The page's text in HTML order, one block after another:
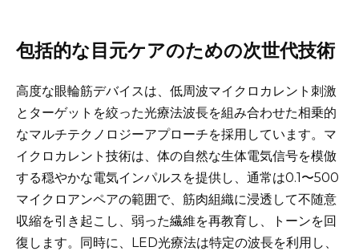
包括的な目元ケアのための次世代技術
高度な眼輪筋デバイスは、低周波マイクロカレント刺激
とターゲットを絞った光療法波長を組み合わせた相乗的
なマルチテクノロジーアプローチを採用しています。マ
イクロカレント技術は、体の自然な生体電気信号を模倣
する穏やかな電気インパルスを提供し、通常は0.1〜500
マイクロアンペアの範囲で、筋肉組織に浸透して不随意
収縮を引き起こし、弱った繊維を再教育し、トーンを回
復します。同時に、LED光療法は特定の波長を利用し、